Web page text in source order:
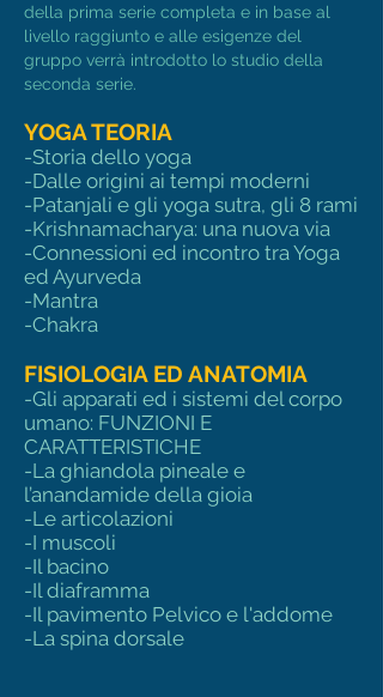
della prima serie completa e in base al
livello raggiunto e alle esigenze del
gruppo verrà introdotto lo studio della
seconda serie.
YOGA TEORIA
-Storia dello yoga
-Dalle origini ai tempi moderni
-Patanjali e gli yoga sutra, gli 8 rami
-Krishnamacharya: una nuova via
-Connessioni ed incontro tra Yoga
ed Ayurveda
-Mantra
-Chakra
FISIOLOGIA ED ANATOMIA
-Gli apparati ed i sistemi del corpo
umano: FUNZIONI E
CARATTERISTICHE
-La ghiandola pineale e
l’anandamide della gioia
-Le articolazioni
-I muscoli
-Il bacino
-Il diaframma
-Il pavimento Pelvico e l'addome
-La spina dorsale